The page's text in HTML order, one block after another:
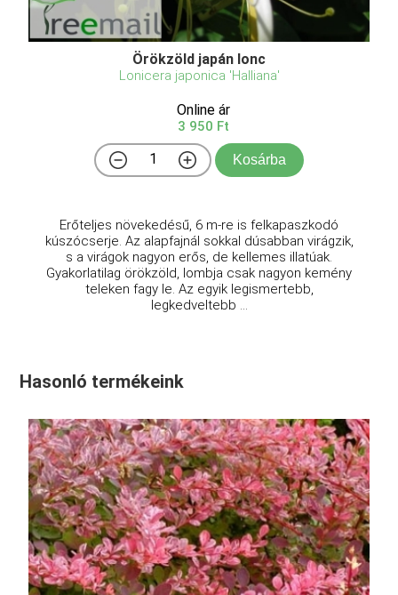
Örökzöld japán lonc
Lonicera japonica 'Halliana'
Online ár
3 950 Ft
Kosárba
Erőteljes növekedésű, 6 m-re is felkapaszkodó
kúszócserje. Az alapfajnál sokkal dúsabban virágzik,
s a virágok nagyon erős, de kellemes illatúak.
Gyakorlatilag örökzöld, lombja csak nagyon kemény
teleken fagy le. Az egyik legismertebb,
legkedveltebb ...
Hasonló termékeink